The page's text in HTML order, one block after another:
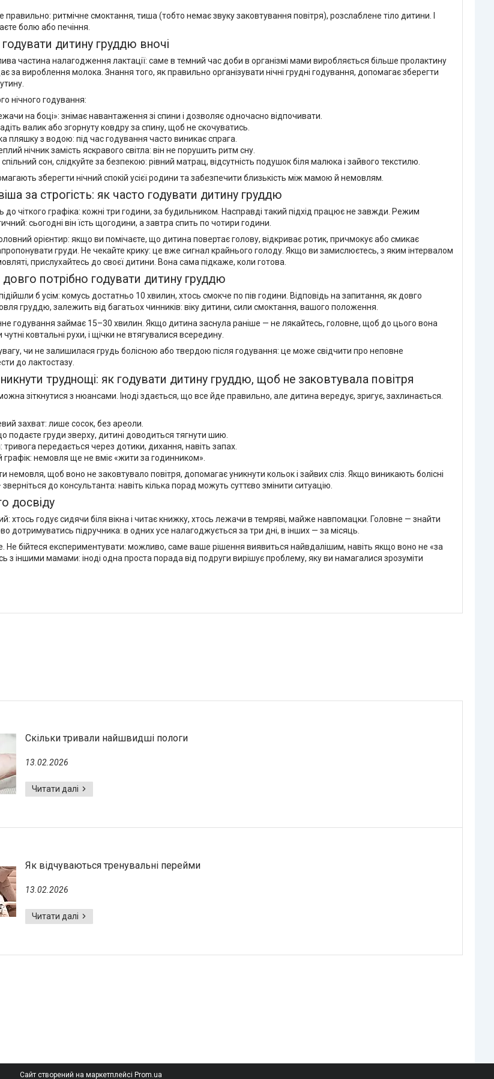
ритмічне смоктання, тиша (тобто немає звуку заковтування повітря), розслаблене тіло дитини. І
болю або печіння.
годувати дитину груддю вночі
частина налагодження лактації: саме в темний час доби в організмі мами виробляється більше пролактину
за вироблення молока. Знання того, як правильно організувати нічні грудні годування, допомагає зберегти
нічного годування:
на боці»: знімає навантаження зі спини і дозволяє одночасно відпочивати.
валик або згорнуту ковдру за спину, щоб не скочуватись.
пляшку з водою: під час годування часто виникає спрага.
нічник замість яскравого світла: він не порушить ритм сну.
сон, слідкуйте за безпекою: рівний матрац, відсутність подушок біля малюка і зайвого текстилю.
зберегти нічний спокій усієї родини та забезпечити близькість між мамою й немовлям.
за строгість: як часто годувати дитину груддю
до чіткого графіка: кожні три години, за будильником. Насправді такий підхід працює не завжди. Режим
сьогодні він їсть щогодини, а завтра спить по чотири години.
орієнтир: якщо ви помічаєте, що дитина повертає голову, відкриває ротик, причмокує або смикає
груди. Не чекайте крику: це вже сигнал крайнього голоду. Якщо ви замислюєтесь, з яким інтервалом
прислухайтесь до своєї дитини. Вона сама підкаже, коли готова.
довго потрібно годувати дитину груддю
б усім: комусь достатньо 10 хвилин, хтось смокче по пів години. Відповідь на запитання, як довго
груддю, залежить від багатьох чинників: віку дитини, сили смоктання, вашого положення.
годування займає 15–30 хвилин. Якщо дитина заснула раніше — не лякайтесь, головне, щоб до цього вона
ковтальні рухи, і щічки не втягувалися всередину.
чи не залишилася грудь болісною або твердою після годування: це може свідчити про неповне
до лактостазу.
труднощі: як годувати дитину груддю, щоб не заковтувала повітря
зіткнутися з нюансами. Іноді здається, що все йде правильно, але дитина вередує, зригує, захлинається.
захват: лише сосок, без ареоли.
подаєте груди зверху, дитині доводиться тягнути шию.
тривога передається через дотики, дихання, навіть запах.
немовля ще не вміє «жити за годинником».
немовля, щоб воно не заковтувало повітря, допомагає уникнути кольок і зайвих сліз. Якщо виникають болісні
до консультанта: навіть кілька порад можуть суттєво змінити ситуацію.
досвіду
хтось годує сидячи біля вікна і читає книжку, хтось лежачи в темряві, майже навпомацки. Головне — знайти
дотримуватись підручника: в одних усе налагоджується за три дні, в інших — за місяць.
Не бійтеся експериментувати: можливо, саме ваше рішення виявиться найвдалішим, навіть якщо воно не «за
з іншими мамами: іноді одна проста порада від подруги вирішує проблему, яку ви намагалися зрозуміти
Скільки тривали найшвидші пологи
13.02.2026
Як відчуваються тренувальні перейми
13.02.2026
Сайт створений на маркетплейсі Prom.ua